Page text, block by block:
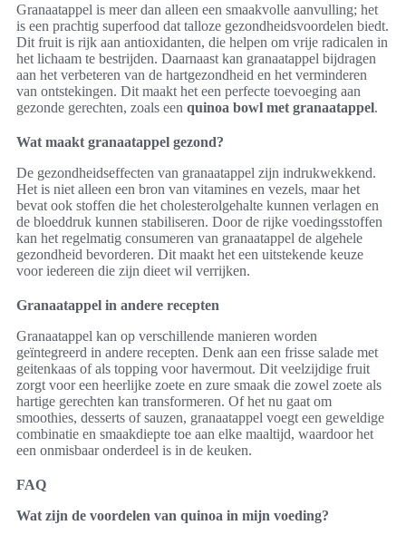
Granaatappel is meer dan alleen een smaakvolle aanvulling; het
is een prachtig superfood dat talloze gezondheidsvoordelen biedt.
Dit fruit is rijk aan antioxidanten, die helpen om vrije radicalen in
het lichaam te bestrijden. Daarnaast kan granaatappel bijdragen
aan het verbeteren van de hartgezondheid en het verminderen
van ontstekingen. Dit maakt het een perfecte toevoeging aan
gezonde gerechten, zoals een quinoa bowl met granaatappel.
Wat maakt granaatappel gezond?
De gezondheidseffecten van granaatappel zijn indrukwekkend.
Het is niet alleen een bron van vitamines en vezels, maar het
bevat ook stoffen die het cholesterolgehalte kunnen verlagen en
de bloeddruk kunnen stabiliseren. Door de rijke voedingsstoffen
kan het regelmatig consumeren van granaatappel de algehele
gezondheid bevorderen. Dit maakt het een uitstekende keuze
voor iedereen die zijn dieet wil verrijken.
Granaatappel in andere recepten
Granaatappel kan op verschillende manieren worden
geïntegreerd in andere recepten. Denk aan een frisse salade met
geitenkaas of als topping voor havermout. Dit veelzijdige fruit
zorgt voor een heerlijke zoete en zure smaak die zowel zoete als
hartige gerechten kan transformeren. Of het nu gaat om
smoothies, desserts of sauzen, granaatappel voegt een geweldige
combinatie en smaakdiepte toe aan elke maaltijd, waardoor het
een onmisbaar onderdeel is in de keuken.
FAQ
Wat zijn de voordelen van quinoa in mijn voeding?